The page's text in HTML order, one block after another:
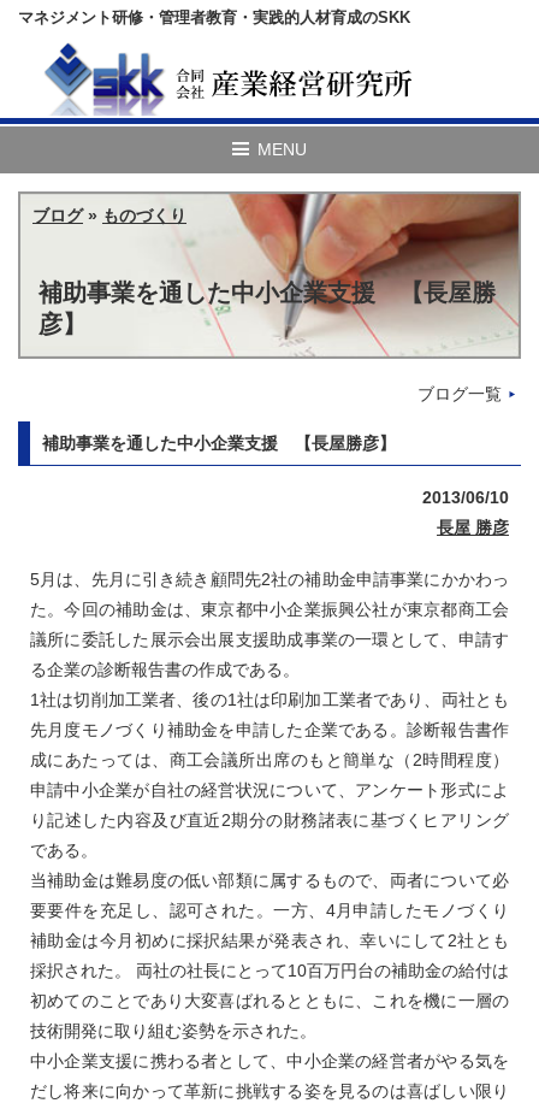
マネジメント研修・管理者教育・実践的人材育成のSKK
ブログ» ものづくり
補助事業を通した中小企業支援 【長屋勝
彦】
ブログ一覧
補助事業を通した中小企業支援 【長屋勝彦】
2013/06/10
長屋 勝彦
5月は、先月に引き続き顧問先2社の補助金申請事業にかかわっ
た。今回の補助金は、東京都中小企業振興公社が東京都商工会
議所に委託した展示会出展支援助成事業の一環として、申請す
る企業の診断報告書の作成である。
1社は切削加工業者、後の1社は印刷加工業者であり、両社とも
先月度モノづくり補助金を申請した企業である。診断報告書作
成にあたっては、商工会議所出席のもと簡単な（2時間程度）
申請中小企業が自社の経営状況について、アンケート形式によ
り記述した内容及び直近2期分の財務諸表に基づくヒアリング
である。
当補助金は難易度の低い部類に属するもので、両者について必
要要件を充足し、認可された。一方、4月申請したモノづくり
補助金は今月初めに採択結果が発表され、幸いにして2社とも
採択された。 両社の社長にとって10百万円台の補助金の給付は
初めてのことであり大変喜ばれるとともに、これを機に一層の
技術開発に取り組む姿勢を示された。
中小企業支援に携わる者として、中小企業の経営者がやる気を
だし将来に向かって革新に挑戦する姿を見るのは喜ばしい限り